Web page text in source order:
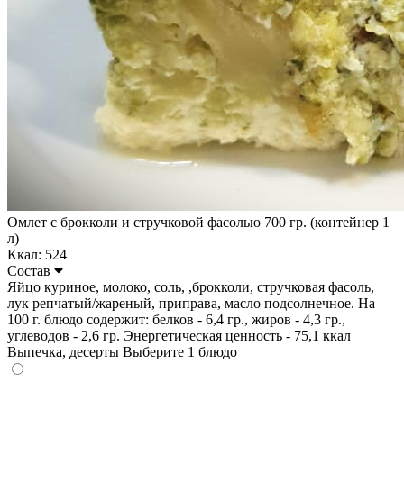
Омлет с брокколи и стручковой фасолью 700 гр. (контейнер 1
л)
Ккал: 524
Состав
Яйцо куриное, молоко, соль, ,брокколи, стручковая фасоль,
лук репчатый/жареный, приправа, масло подсолнечное. На
100 г. блюдо содержит: белков - 6,4 гр., жиров - 4,3 гр.,
углеводов - 2,6 гр. Энергетическая ценность - 75,1 ккал
Выпечка, десерты Выберите 1 блюдо